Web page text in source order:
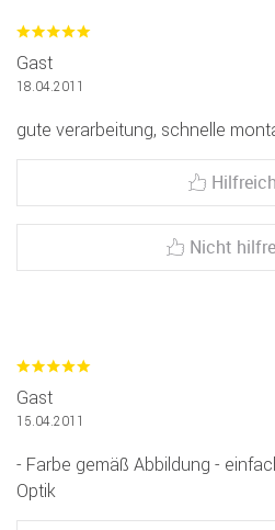
Gast
18.04.2011
gute verarbeitung, schnelle
Nicht
Gast
15.04.2011
- Farbe gemäß Abbildung -
Optik